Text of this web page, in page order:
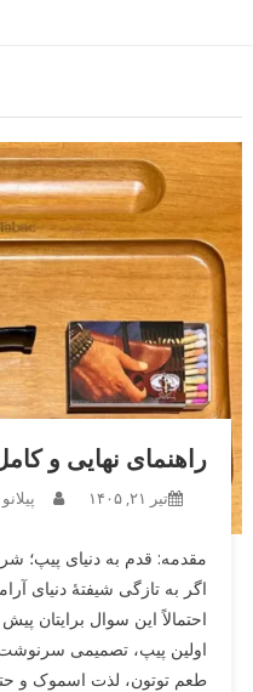
راهنمای نهایی و
تیر ۲۱, ۱۴۰۵ پیلانو
مقدمه: قدم به دنیای پیپ؛
اگر به تازگی شیفتهٔ دنیای
احتمالاً این سوال برایتان
اولین پیپ، تصمیمی
طعم توتون، لذت اسموک و